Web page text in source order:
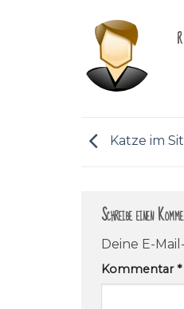
Katze im
Schreibe einen
Deine E-
Kommentar*